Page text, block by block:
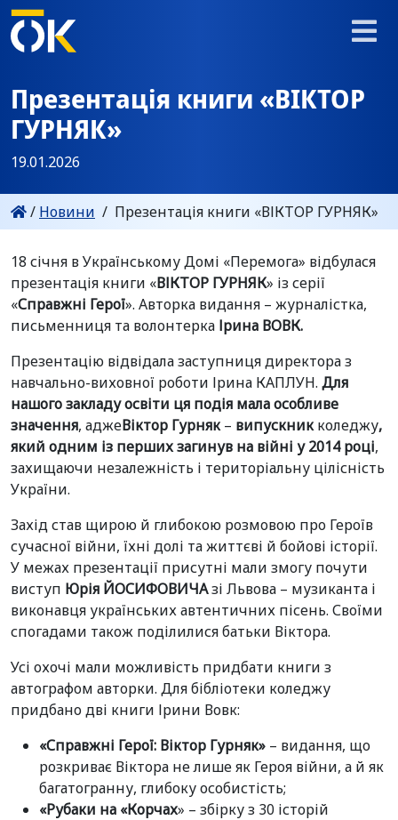
Презентація книги «ВІКТОР
ГУРНЯК»
19.01.2026
/ Новини / Презентація книги «ВІКТОР ГУРНЯК»
18 січня в Українському Домі «Перемога» відбулася
презентація книги «ВІКТОР ГУРНЯК» із серії
«Справжні Герої». Авторка видання – журналістка,
письменниця та волонтерка Ірина ВОВК.
Презентацію відвідала заступниця директора з
навчально-виховної роботи Ірина КАПЛУН. Для
нашого закладу освіти ця подія мала особливе
значення, аджеВіктор Гурняк– випускникколеджу,
який одним із перших загинув на війні у 2014 році,
захищаючи незалежність і територіальну цілісність
України.
Захід став щирою й глибокою розмовою про Героїв
сучасної війни, їхні долі та життєві й бойові історії.
У межах презентації присутні мали змогу почути
виступ Юрія ЙОСИФОВИЧАзі Львова – музиканта і
виконавця українських автентичних пісень. Своїми
спогадами також поділилися батьки Віктора.
Усі охочі мали можливість придбати книги з
автографом авторки. Для бібліотеки коледжу
придбано дві книги Ірини Вовк:
«Справжні Герої: Віктор Гурняк» – видання, що
розкриває Віктора не лише як Героя війни, а й як
багатогранну, глибоку особистість;
«Рубаки на «Корчах» – збірку з 30 історій